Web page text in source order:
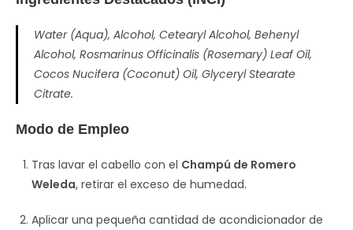
Water (Aqua), Alcohol, Cetearyl Alcohol, Behenyl
Alcohol, Rosmarinus Officinalis (Rosemary) Leaf Oil,
Cocos Nucifera (Coconut) Oil, Glyceryl Stearate
Citrate.
Modo de Empleo
Tras lavar el cabello con el Champú de Romero
Weleda, retirar el exceso de humedad.
Aplicar una pequeña cantidad de acondicionador de